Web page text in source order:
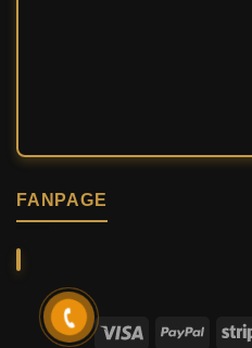
FANPAGE
Visa PayPal